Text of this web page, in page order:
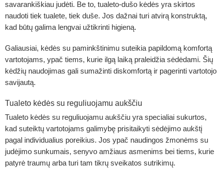
savarankiškiau judėti. Be to, tualeto-dušo kėdės yra skirtos
naudoti tiek tualete, tiek duše. Jos dažnai turi atvirą konstruktą,
kad būtų galima lengvai užtikrinti higieną.
Galiausiai, kėdės su paminkštinimu suteikia papildomą komfortą
vartotojams, ypač tiems, kurie ilgą laiką praleidžia sėdėdami. Šių
kėdžių naudojimas gali sumažinti diskomfortą ir pagerinti vartotojo
savijautą.
Tualeto kėdės su reguliuojamu aukščiu
Tualeto kėdės su reguliuojamu aukščiu yra specialiai sukurtos,
kad suteiktų vartotojams galimybę prisitaikyti sėdėjimo aukštį
pagal individualius poreikius. Jos ypač naudingos žmonėms su
judėjimo sunkumais, senyvo amžiaus asmenims bei tiems, kurie
patyrė traumų arba turi tam tikrų sveikatos sutrikimų.